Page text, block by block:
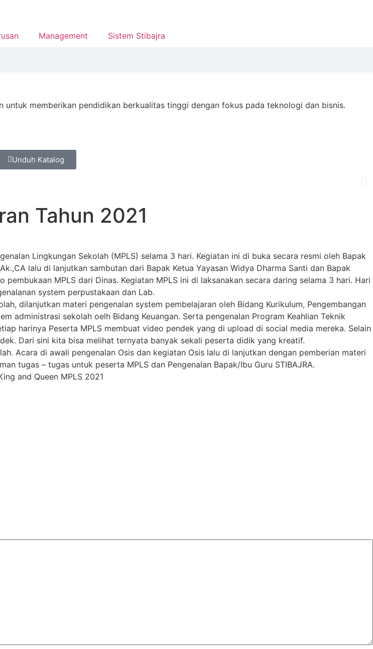
Management Sistem Stibajra
memberikan pendidikan berkualitas tinggi dengan fokus pada teknologi dan bisnis.
Unduh Katalog
Tahun 2021
Lingkungan Sekolah (MPLS) selama 3 hari. Kegiatan ini di buka secara resmi oleh Bapak
lalu di lanjutkan sambutan dari Bapak Ketua Yayasan Widya Dharma Santi dan Bapak
MPLS dari Dinas. Kegiatan MPLS ini di laksanakan secara daring selama 3 hari. Hari
system perpustakaan dan Lab.
dilanjutkan materi pengenalan system pembelajaran oleh Bidang Kurikulum, Pengembangan
administrasi sekolah oelh Bidang Keuangan. Serta pengenalan Program Keahlian Teknik
harinya Peserta MPLS membuat video pendek yang di upload di social media mereka. Selain
Dari sini kita bisa melihat ternyata banyak sekali peserta didik yang kreatif.
Acara di awali pengenalan Osis dan kegiatan Osis lalu di lanjutkan dengan pemberian materi
tugas – tugas untuk peserta MPLS dan Pengenalan Bapak/Ibu Guru STIBAJRA.
and Queen MPLS 2021